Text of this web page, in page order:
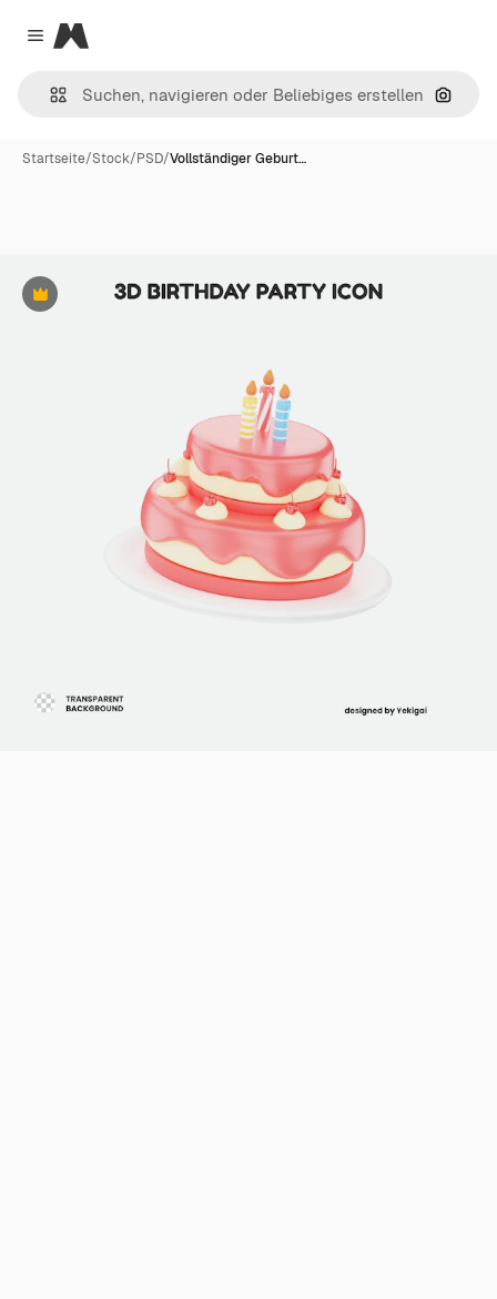
Close menu
Magnific
Nach
Startseite/Stock/PSD/Vollständiger Geburt…
Premium